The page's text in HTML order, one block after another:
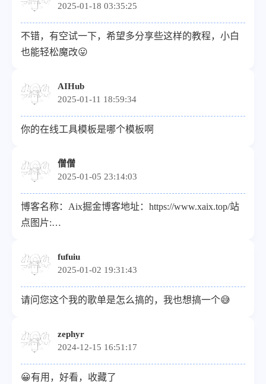
2025-01-18 03:35:25
不错，有空试一下，希望多分享些这样的教程，小白
也能轻松魔改😛
AIHub
2025-01-11 18:59:34
你的在线工具模板是哪个模板啊
僧僧
2025-01-05 23:14:03
博客名称：Aix掘金博客地址：https://www.xaix.top/站
点图片:
点描述: 喜欢捣腾，专注ai领域
fufuiu
2025-01-02 19:31:43
请问您这个我的歌单是怎么搞的，我也想搞一个😅
zephyr
2024-12-15 16:51:17
😀有用，好看，收藏了